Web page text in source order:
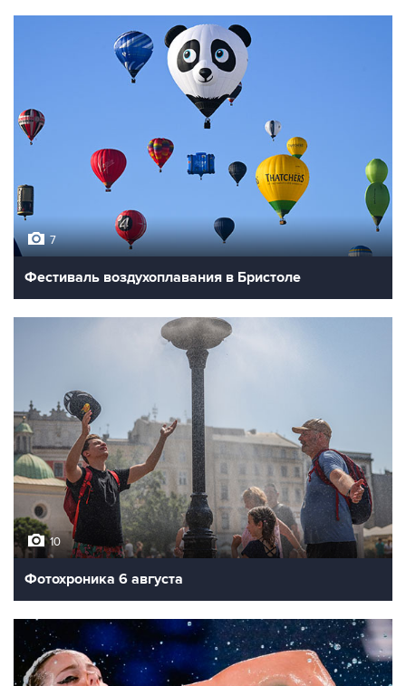
7
Фестиваль воздухоплавания в Бристоле
10
Фотохроника 6 августа